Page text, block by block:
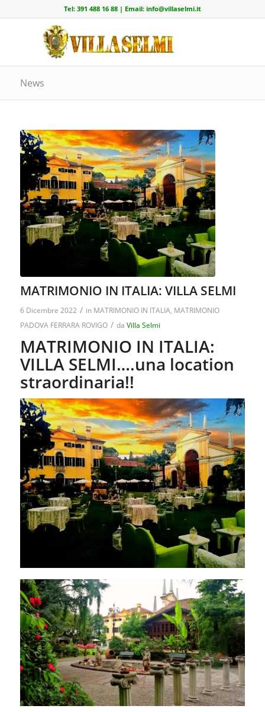
Tel: 391 488 16 88| Email: info@villaselmi.it
News
MATRIMONIO IN ITALIA: VILLA SELMI
6 Dicembre 2022 / in MATRIMONIO IN ITALIA, MATRIMONIO
PADOVA FERRARA ROVIGO / da Villa Selmi
MATRIMONIO IN ITALIA:
VILLA SELMI….una location
straordinaria!!